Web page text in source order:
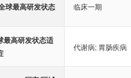
球最高研发状态 临床一期
最高研发状态适
代谢病; 胃肠疾病